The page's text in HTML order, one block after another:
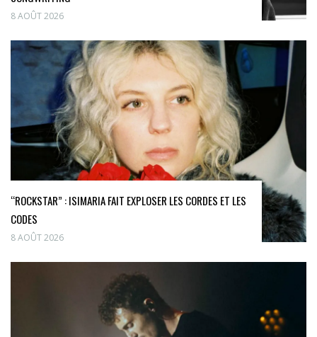
8 AOÛT 2026
“ROCKSTAR” : ISIMARIA FAIT EXPLOSER LES CORDES ET LES
CODES
8 AOÛT 2026